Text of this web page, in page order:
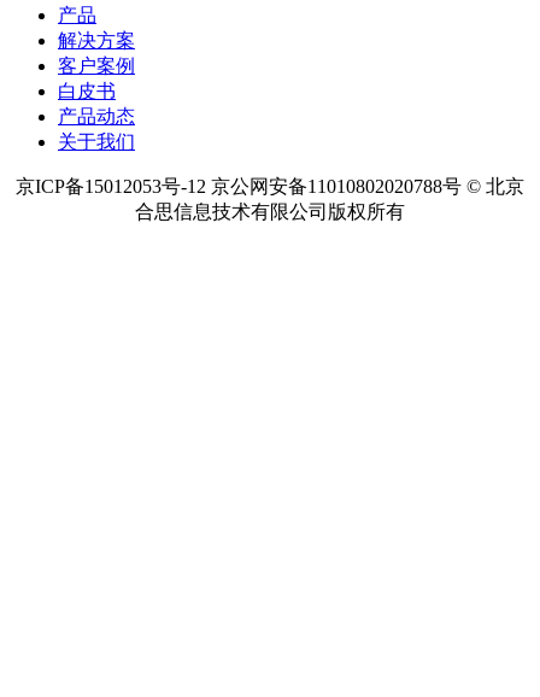
产品
解决方案
客户案例
白皮书
产品动态
关于我们
京ICP备15012053号-12 京公网安备11010802020788号 © 北京
合思信息技术有限公司版权所有